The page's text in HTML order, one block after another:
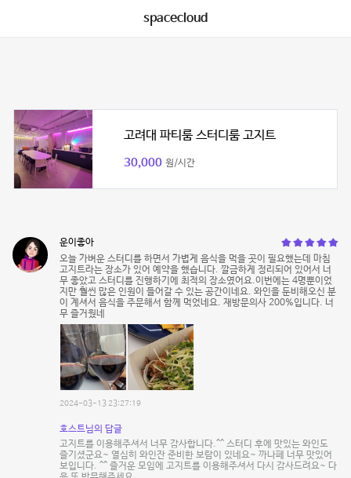
spacecloud
고려대 파티룸 스터디룸 고지트
30,000 원/시간
운이좋아
오늘 가벼운 스터디를 하면서 가볍게 음식을 먹을 곳이 필요했는데 마침
고지트라는 장소가 있어 예약을 했습니다. 깔금하게 정리되어 있어서 너
무 좋았고 스터디를 진행하기에 최적의 장소였어요.이번에는 4명뿐이었
지만 훨씬 많은 인원이 들어갈 수 있는 공간이네요. 와인을 둔비해오신 분
이 계셔서 음식을 주문해서 함께 먹었네요. 재방문의사 200%입니다. 너
무 즐거웠네
2024-03-13 23:27:19
호스트님의 답글
고지트를 이용해주셔서 너무 감사합니다.^^ 스터디 후에 맛있는 와인도
즐기셨군요~ 열심히 와인잔 준비한 보람이 있네요~ 까나페 너무 맛있어
보입니다. ^^ 즐거운 모임에 고지트를 이용해주셔서 다시 감사드려요~ 다